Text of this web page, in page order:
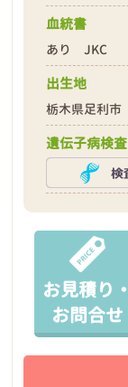
血統書
あり JKC
出生地
栃木県足利市
遺伝子病検査
お見積り・
お問合せ